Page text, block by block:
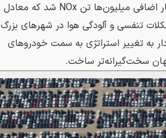
شدند. از نظر زیست‌محیطی، این رسوایی منجر به انتشار اضافی میلیون‌ها تن NOx شد که معادل
مشکلات تنفسی و آلودگی هوا در شهرهای بزرگ
به تغییر استراتژی به سمت خودروهای
جهان سخت‌گیرانه‌تر ساخت.